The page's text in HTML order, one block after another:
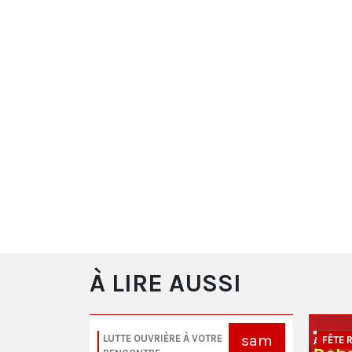
À LIRE AUSSI
LUTTE OUVRIÈRE À VOTRE
sam
FÊTE